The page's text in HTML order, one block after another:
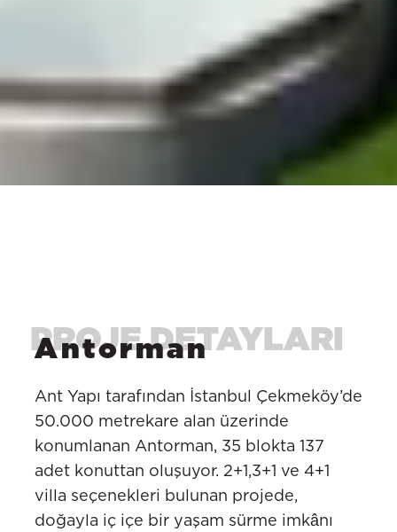
Antorman
Ant Yapı tarafından İstanbul Çekmeköy’de
50.000 metrekare alan üzerinde
konumlanan Antorman, 35 blokta 137
adet konuttan oluşuyor. 2+1,3+1 ve 4+1
villa seçenekleri bulunan projede,
doğayla iç içe bir yaşam sürme imkânı